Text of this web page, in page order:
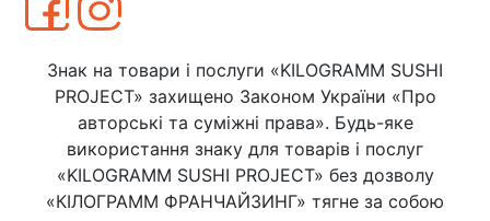
Знак на товари і послуги «KILOGRAMM SUSHI
PROJECT» захищено Законом України «Про
авторські та суміжні права». Будь-яке
використання знаку для товарів і послуг
«KILOGRAMM SUSHI PROJECT» без дозволу
«КІЛОГРАММ ФРАНЧАЙЗИНГ» тягне за собою